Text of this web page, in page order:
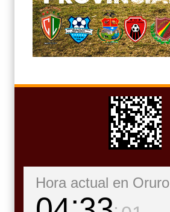
Hora actual en Oruro